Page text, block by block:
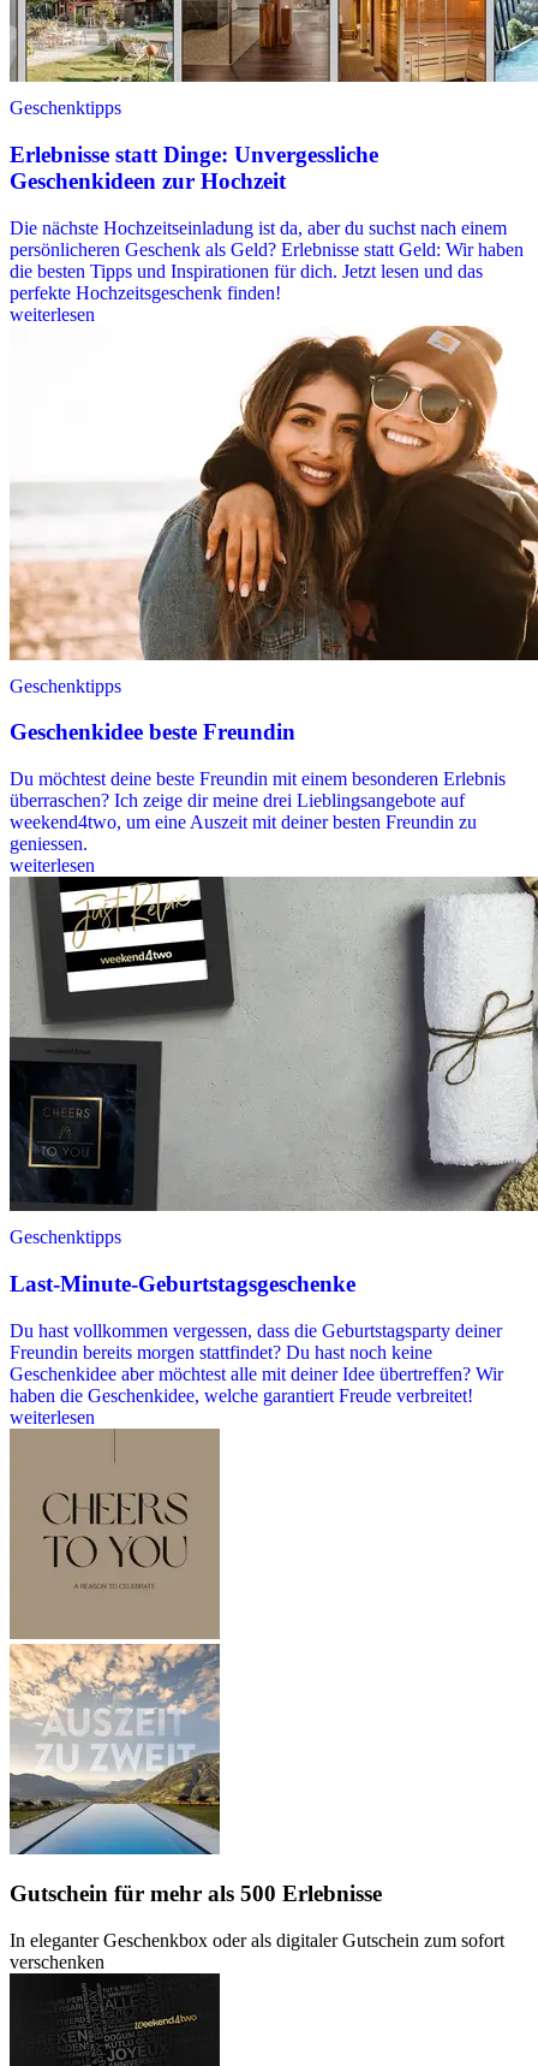
Geschenktipps
Erlebnisse statt Dinge: Unvergessliche
Geschenkideen zur Hochzeit
Die nächste Hochzeitseinladung ist da, aber du suchst nach einem
persönlicheren Geschenk als Geld? Erlebnisse statt Geld: Wir haben
die besten Tipps und Inspirationen für dich. Jetzt lesen und das
perfekte Hochzeitsgeschenk finden!
weiterlesen
Geschenktipps
Geschenkidee beste Freundin
Du möchtest deine beste Freundin mit einem besonderen Erlebnis
überraschen? Ich zeige dir meine drei Lieblingsangebote auf
weekend4two, um eine Auszeit mit deiner besten Freundin zu
geniessen.
weiterlesen
Geschenktipps
Last-Minute-Geburtstagsgeschenke
Du hast vollkommen vergessen, dass die Geburtstagsparty deiner
Freundin bereits morgen stattfindet? Du hast noch keine
Geschenkidee aber möchtest alle mit deiner Idee übertreffen? Wir
haben die Geschenkidee, welche garantiert Freude verbreitet!
weiterlesen
Gutschein für mehr als 500 Erlebnisse
In eleganter Geschenkbox oder als digitaler Gutschein zum sofort
verschenken